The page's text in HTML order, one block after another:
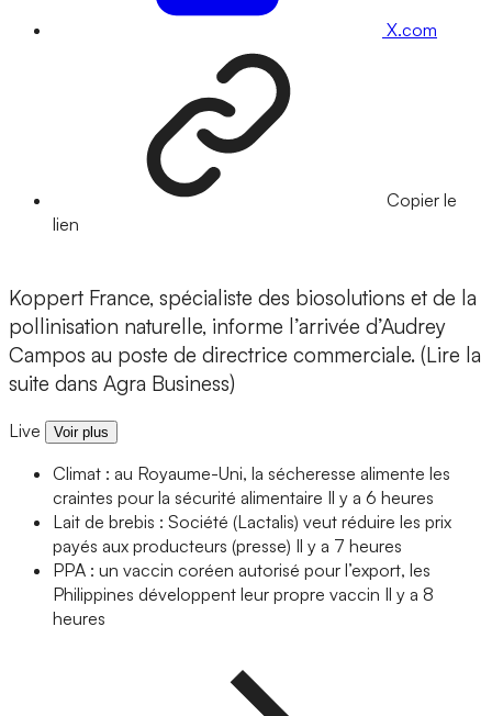
X.com
Copier le
lien
Koppert France, spécialiste des biosolutions et de la
pollinisation naturelle, informe l’arrivée d’Audrey
Campos au poste de directrice commerciale. (Lire la
suite dans Agra Business)
Live Voir plus
Climat : au Royaume-Uni, la sécheresse alimente les
craintes pour la sécurité alimentaire Il y a 6 heures
Lait de brebis : Société (Lactalis) veut réduire les prix
payés aux producteurs (presse) Il y a 7 heures
PPA : un vaccin coréen autorisé pour l’export, les
Philippines développent leur propre vaccin Il y a 8
heures